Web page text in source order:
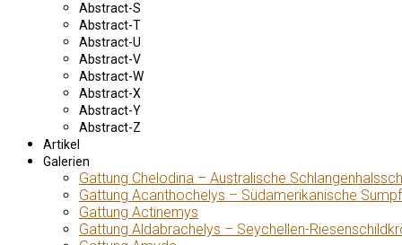
Abstract-S
Abstract-T
Abstract-U
Abstract-V
Abstract-W
Abstract-X
Abstract-Y
Abstract-Z
Artikel
Galerien
Gattung Chelodina – Australische
Gattung Acanthochelys – Südamerikanische
Gattung Actinemys
Gattung Aldabrachelys – Seychellen-